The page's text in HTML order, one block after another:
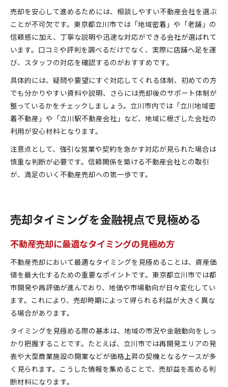
売却を安心して進めるためには、相談しやすい不動産会社を選ぶ
ことが不可欠です。東京都立川市では「地域密着」や「老舗」の
信頼感に加え、丁寧な説明や迅速な対応ができる会社が選ばれて
います。口コミや評判を調べるだけでなく、実際に店舗へ足を運
び、スタッフの対応を確認するのがおすすめです。
具体的には、疑問や要望にすぐ対応してくれる体制、初めての方
でも分かりやすい資料や説明、さらには売却後のサポート体制が
整っているかをチェックしましょう。立川市内では「立川地域密
着不動産」や「立川駅不動産会社」など、地域に根ざした会社の
利用が安心材料となります。
注意点として、強引な営業や契約を急かす対応が見られた場合は
慎重な判断が必要です。信頼関係を築ける不動産会社との取引
が、満足のいく不動産売却への第一歩です。
売却タイミングを金融視点で見極める
不動産売却に最適なタイミングの見極め方
不動産売却において最適なタイミングを見極めることは、資産価
値を最大化するための重要なポイントです。東京都立川市では都
市開発や再評価が進んでおり、地価や市場動向が日々変化してい
ます。これにより、売却時期によって得られる利益が大きく異な
る場合があります。
タイミングを見極める際の基本は、地域の市況や金融動向をしっ
かり把握することです。たとえば、立川市では再開発エリアの発
表や大型商業施設の開業などが価格上昇の契機となるケースが多
く見られます。こうした情報を集めることで、売却益を高める判
断材料になります。